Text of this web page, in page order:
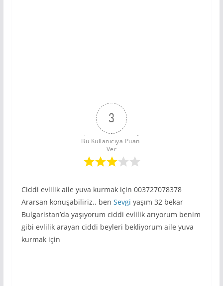
3
Bu Kullanıcıya Puan
Ver
Ciddi evlilik aile yuva kurmak için 003727078378
Ararsan konuşabiliriz.. ben Sevgi yaşım 32 bekar
Bulgaristan’da yaşıyorum ciddi evlilik arıyorum benim
gibi evlilik arayan ciddi beyleri bekliyorum aile yuva
kurmak için